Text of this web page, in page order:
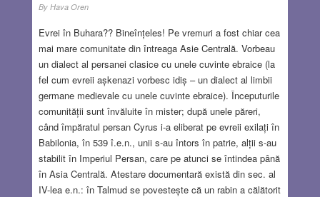
By Hava Oren
Evrei în Buhara?? Bineînțeles! Pe vremuri a fost chiar cea
mai mare comunitate din întreaga Asie Centrală. Vorbeau
un dialect al persanei clasice cu unele cuvinte ebraice (la
fel cum evreii așkenazi vorbesc idiș – un dialect al limbii
germane medievale cu unele cuvinte ebraice). Începuturile
comunității sunt învăluite în mister; după unele păreri,
când împăratul persan Cyrus i-a eliberat pe evreii exilați în
Babilonia, în 539 î.e.n., unii s-au întors în patrie, alții s-au
stabilit în Imperiul Persan, care pe atunci se întindea până
în Asia Centrală. Atestare documentară există din sec. al
IV-lea e.n.: în Talmud se povestește că un rabin a călătorit